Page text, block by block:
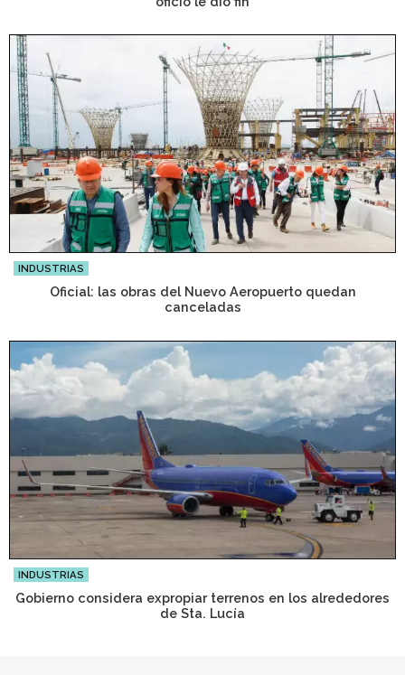
INDUSTRIAS
Oficial: las obras del Nuevo Aeropuerto quedan
canceladas
INDUSTRIAS
Gobierno considera expropiar terrenos en los alrededores
de Sta. Lucía